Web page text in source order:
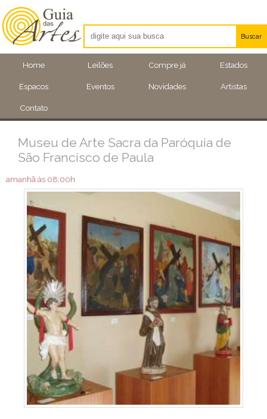
Home Leilões Compre já Estados
Espacos Eventos Novidades Artistas
Contato
Buscar
Artistas
Eventos
Museu de Arte Sacra da Paróquia de
São Francisco de Paula
amanhã às 08:00h